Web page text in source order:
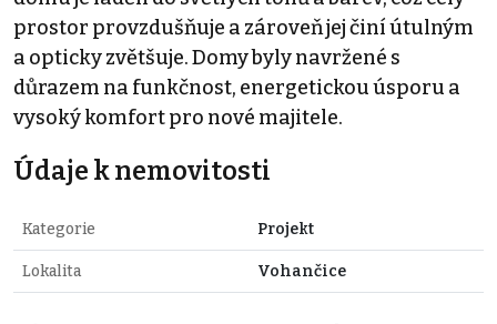
prostor provzdušňuje a zároveň jej činí útulným
a opticky zvětšuje. Domy byly navržené s
důrazem na funkčnost, energetickou úsporu a
vysoký komfort pro nové majitele.
Údaje k nemovitosti
Kategorie Projekt
Lokalita Vohančice